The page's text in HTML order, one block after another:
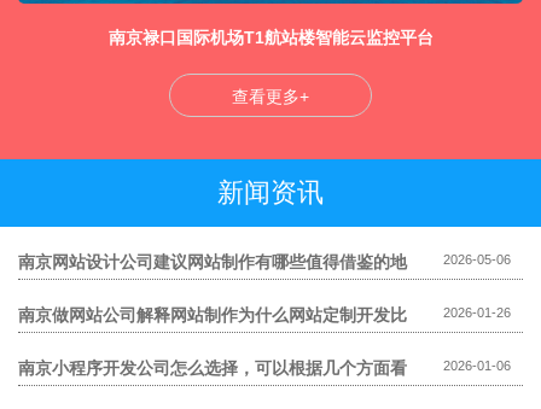
南京禄口国际机场T1航站楼智能云监控平台
查看更多+
新闻资讯
南京网站设计公司建议网站制作有哪些值得借鉴的地
2026-05-06
南京做网站公司解释网站制作为什么网站定制开发比
2026-01-26
南京小程序开发公司怎么选择，可以根据几个方面看 2026-01-06